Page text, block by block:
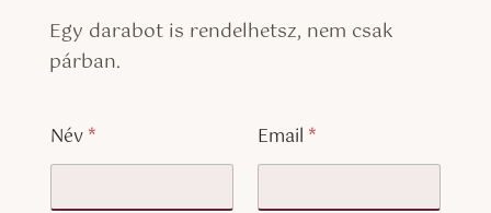
Egy darabot is rendelhetsz, nem csak
párban.
Név* Email *